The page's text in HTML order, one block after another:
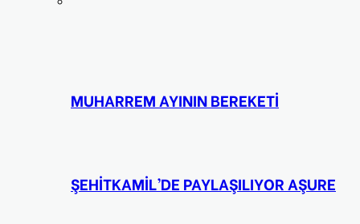
MUHARREM AYININ BEREKETİ
ŞEHİTKAMİL’DE PAYLAŞILIYOR AŞURE